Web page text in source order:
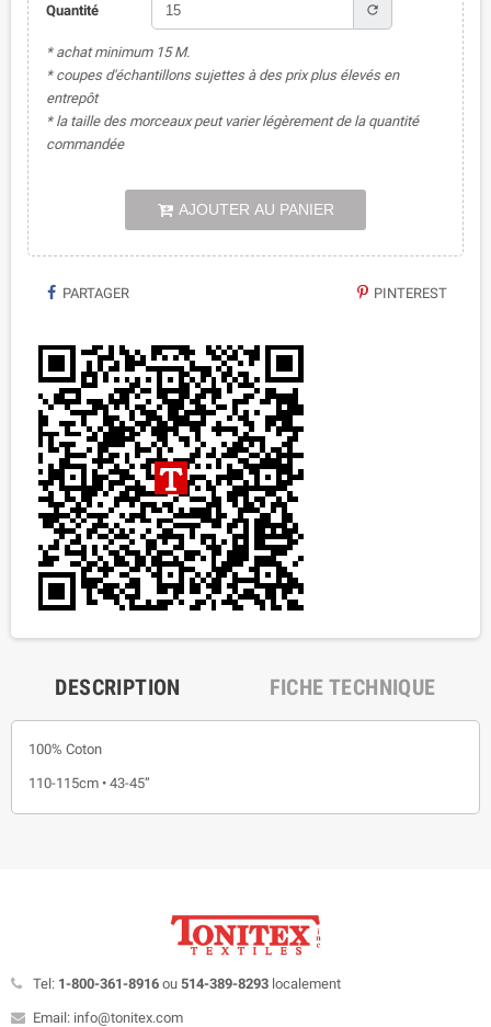
Quantité refresh
* achat minimum 15 M.
* coupes d'échantillons sujettes à des prix plus élevés en
entrepôt
* la taille des morceaux peut varier légèrement de la quantité
commandée
AJOUTER AU PANIER
PARTAGER PINTEREST
DESCRIPTION FICHE TECHNIQUE
100% Coton
110-115cm • 43-45”
Tel: 1-800-361-8916 ou 514-389-8293 localement
Email: info@tonitex.com